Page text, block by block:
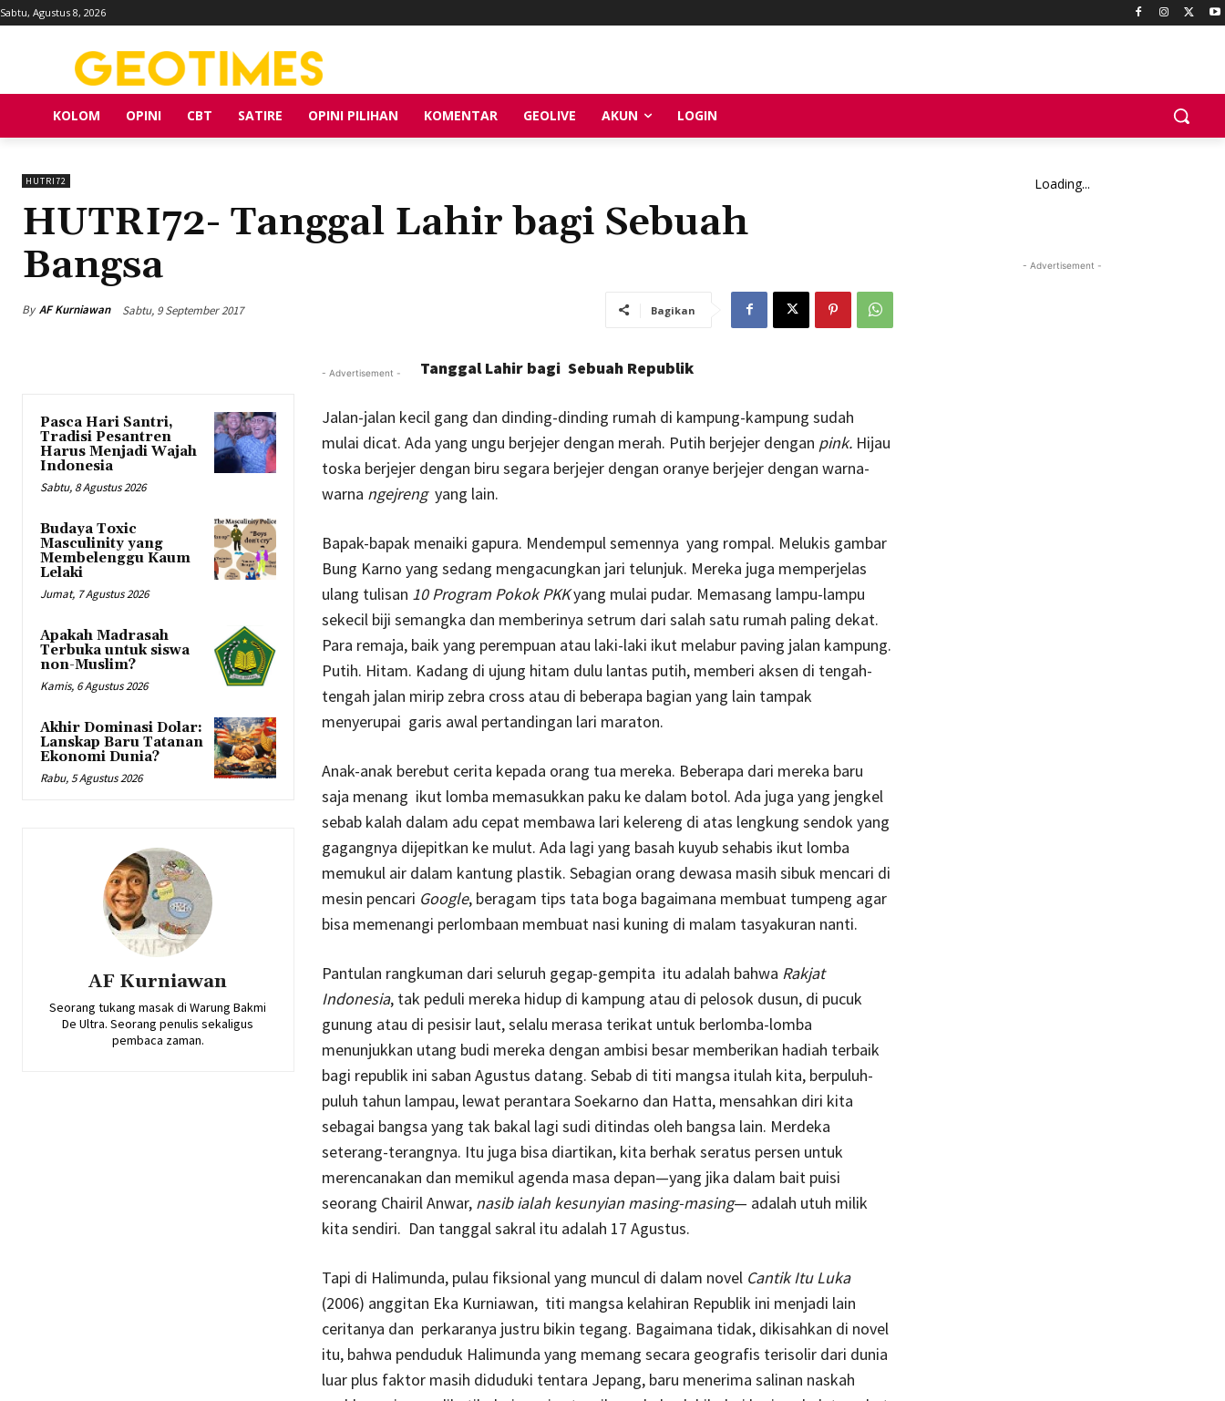
Sabtu, Agustus 8, 2026
KOLOM OPINI CBT SATIRE OPINI PILIHAN KOMENTAR GEOLIVE AKUN LOGIN
HUTRI72
HUTRI72- Tanggal Lahir bagi Sebuah
Bangsa
By AF Kurniawan Sabtu, 9 September 2017 Bagikan
Pasca Hari Santri,
Tradisi Pesantren
Harus Menjadi Wajah
Indonesia
Sabtu, 8 Agustus 2026
Budaya Toxic
Masculinity yang
Membelenggu Kaum
Lelaki
Jumat, 7 Agustus 2026
Apakah Madrasah
Terbuka untuk siswa
non-Muslim?
Kamis, 6 Agustus 2026
Akhir Dominasi Dolar:
Lanskap Baru Tatanan
Ekonomi Dunia?
Rabu, 5 Agustus 2026
AF Kurniawan
Seorang tukang masak di Warung Bakmi
De Ultra. Seorang penulis sekaligus
pembaca zaman.
- Advertisement - Tanggal Lahir bagi Sebuah Republik
Jalan-jalan kecil gang dan dinding-dinding rumah di kampung-kampung sudah
mulai dicat. Ada yang ungu berjejer dengan merah. Putih berjejer dengan pink.Hijau
toska berjejer dengan biru segara berjejer dengan oranye berjejer dengan warna-
warna ngejrengyang lain.
Bapak-bapak menaiki gapura. Mendempul semennya yang rompal. Melukis gambar
Bung Karno yang sedang mengacungkan jari telunjuk. Mereka juga memperjelas
ulang tulisan 10 Program Pokok PKKyang mulai pudar. Memasang lampu-lampu
sekecil biji semangka dan memberinya setrum dari salah satu rumah paling dekat.
Para remaja, baik yang perempuan atau laki-laki ikut melabur paving jalan kampung.
Putih. Hitam. Kadang di ujung hitam dulu lantas putih, memberi aksen di tengah-
tengah jalan mirip zebra cross atau di beberapa bagian yang lain tampak
menyerupai garis awal pertandingan lari maraton.
Anak-anak berebut cerita kepada orang tua mereka. Beberapa dari mereka baru
saja menang ikut lomba memasukkan paku ke dalam botol. Ada juga yang jengkel
sebab kalah dalam adu cepat membawa lari kelereng di atas lengkung sendok yang
gagangnya dijepitkan ke mulut. Ada lagi yang basah kuyub sehabis ikut lomba
memukul air dalam kantung plastik. Sebagian orang dewasa masih sibuk mencari di
mesin pencari Google, beragam tips tata boga bagaimana membuat tumpeng agar
bisa memenangi perlombaan membuat nasi kuning di malam tasyakuran nanti.
Pantulan rangkuman dari seluruh gegap-gempita itu adalah bahwa Rakjat
Indonesia, tak peduli mereka hidup di kampung atau di pelosok dusun, di pucuk
gunung atau di pesisir laut, selalu merasa terikat untuk berlomba-lomba
menunjukkan utang budi mereka dengan ambisi besar memberikan hadiah terbaik
bagi republik ini saban Agustus datang. Sebab di titi mangsa itulah kita, berpuluh-
puluh tahun lampau, lewat perantara Soekarno dan Hatta, mensahkan diri kita
sebagai bangsa yang tak bakal lagi sudi ditindas oleh bangsa lain. Merdeka
seterang-terangnya. Itu juga bisa diartikan, kita berhak seratus persen untuk
merencanakan dan memikul agenda masa depan—yang jika dalam bait puisi
seorang Chairil Anwar, nasib ialah kesunyian masing-masing— adalah utuh milik
kita sendiri. Dan tanggal sakral itu adalah 17 Agustus.
Tapi di Halimunda, pulau fiksional yang muncul di dalam novel Cantik Itu Luka
(2006) anggitan Eka Kurniawan, titi mangsa kelahiran Republik ini menjadi lain
ceritanya dan perkaranya justru bikin tegang. Bagaimana tidak, dikisahkan di novel
itu, bahwa penduduk Halimunda yang memang secara geografis terisolir dari dunia
luar plus faktor masih diduduki tentara Jepang, baru menerima salinan naskah
Loading...
- Advertisement -